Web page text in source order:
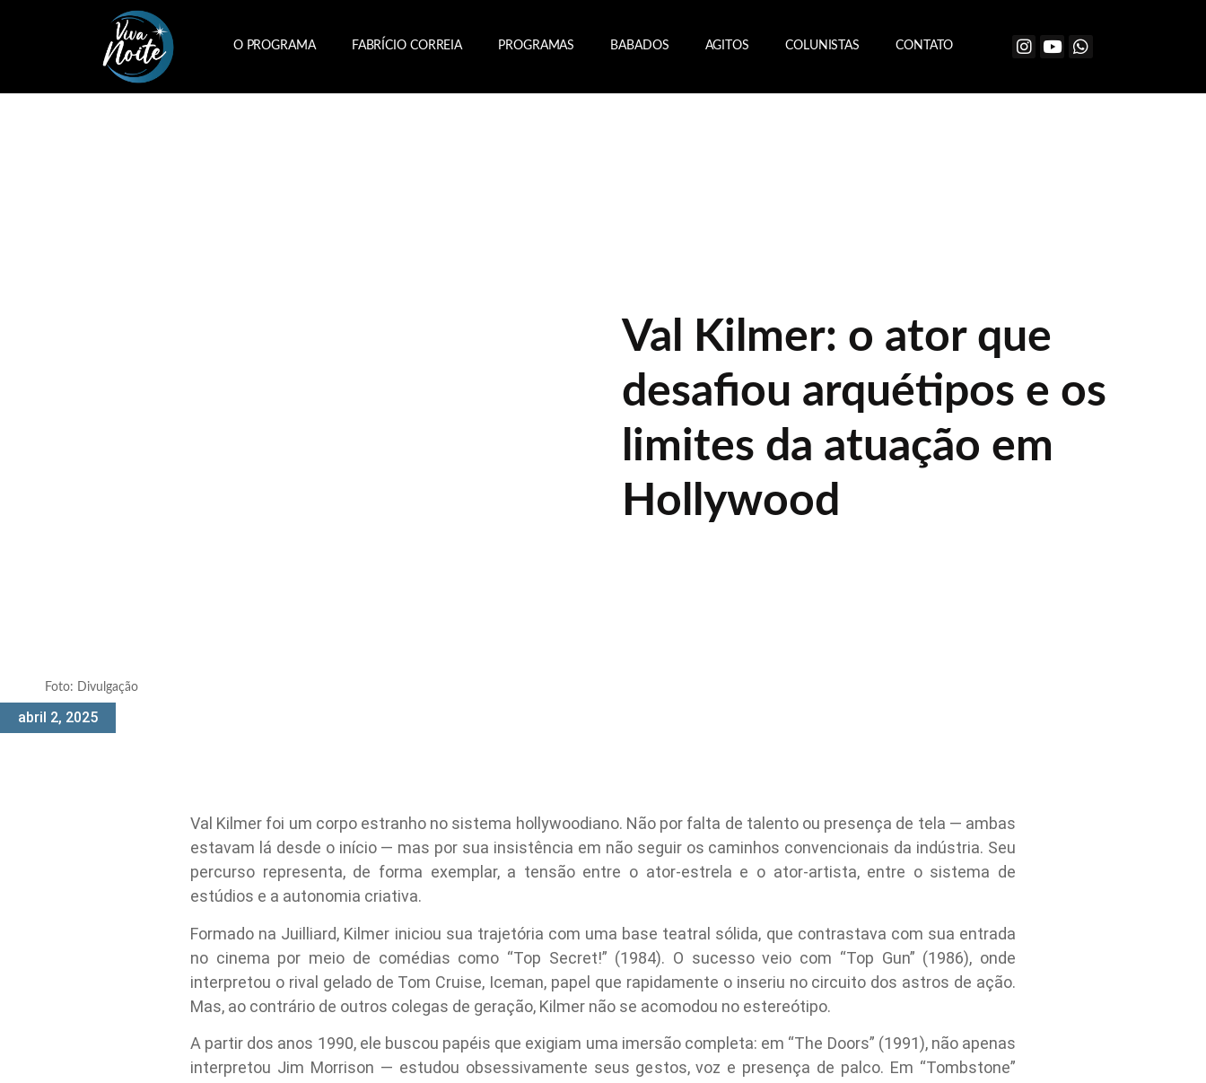
O PROGRAMA FABRÍCIO CORREIA PROGRAMAS BABADOS AGITOS COLUNISTAS CONTATO
Foto: Divulgação
abril 2, 2025
Val Kilmer: o ator que
desafiou arquétipos e os
limites da atuação em
Hollywood
Val Kilmer foi um corpo estranho no sistema hollywoodiano. Não por falta de talento ou presença de tela — ambas
estavam lá desde o início — mas por sua insistência em não seguir os caminhos convencionais da indústria. Seu
percurso representa, de forma exemplar, a tensão entre o ator-estrela e o ator-artista, entre o sistema de
estúdios e a autonomia criativa.
Formado na Juilliard, Kilmer iniciou sua trajetória com uma base teatral sólida, que contrastava com sua entrada
no cinema por meio de comédias como “Top Secret!” (1984). O sucesso veio com “Top Gun” (1986), onde
interpretou o rival gelado de Tom Cruise, Iceman, papel que rapidamente o inseriu no circuito dos astros de ação.
Mas, ao contrário de outros colegas de geração, Kilmer não se acomodou no estereótipo.
A partir dos anos 1990, ele buscou papéis que exigiam uma imersão completa: em “The Doors” (1991), não apenas
interpretou Jim Morrison — estudou obsessivamente seus gestos, voz e presença de palco. Em “Tombstone”